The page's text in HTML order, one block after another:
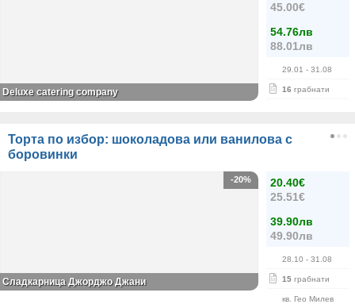
45.00€
54.76лв
88.01лв
29.01 - 31.08
16 грабнати
Deluxe catering company
Торта по избор: шоколадова или ванилова с
боровинки
20.40€
25.51€
39.90лв
49.90лв
28.10 - 31.08
15 грабнати
кв. Гео Милев
-20%
Сладкарница Джорджо Джани